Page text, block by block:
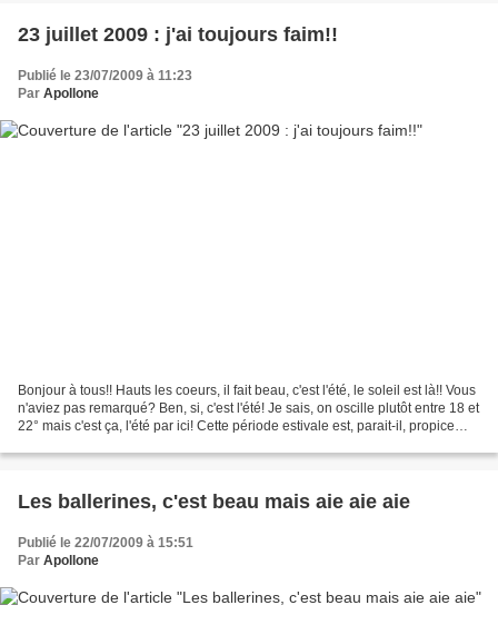
23 juillet 2009 : j'ai toujours faim!!
Publié le 23/07/2009 à 11:23
Par Apollone
Bonjour à tous!! Hauts les coeurs, il fait beau, c'est l'été, le soleil est là!! Vous
n'aviez pas remarqué? Ben, si, c'est l'été! Je sais, on oscille plutôt entre 18 et
22° mais c'est ça, l'été par ici! Cette période estivale est, parait-il, propice
Les ballerines, c'est beau mais aie aie aie
Publié le 22/07/2009 à 15:51
Par Apollone